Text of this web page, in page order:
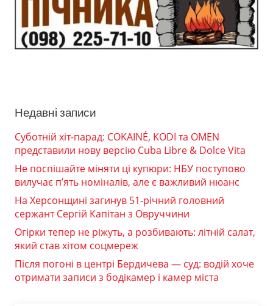
Недавні записи
Суботній хіт-парад: COKAINÉ, KODI та OMEN
представили нову версію Cuba Libre & Dolce Vita
Не поспішайте міняти ці купюри: НБУ поступово
вилучає п’ять номіналів, але є важливий нюанс
На Херсонщині загинув 51-річний головний
сержант Сергій Капітан з Овруччини
Огірки тепер не ріжуть, а розбивають: літній салат,
який став хітом соцмереж
Після погоні в центрі Бердичева — суд: водій хоче
отримати записи з бодікамер і камер міста